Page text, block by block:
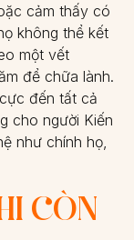
cảm thấy có
không thể kết
một vết
để chữa lành.
đến tất cả
cho người Kiến
như chính họ,
CÒN